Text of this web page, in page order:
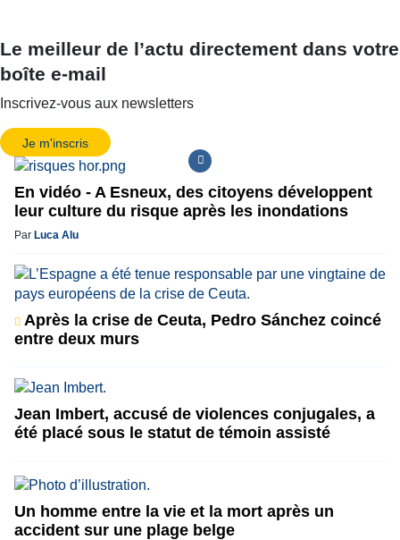
Le meilleur de l’actu directement dans votre
boîte e-mail
Inscrivez-vous aux newsletters
Je m'inscris
En vidéo - A Esneux, des citoyens développent
leur culture du risque après les inondations
Par Luca Alu
Après la crise de Ceuta, Pedro Sánchez coincé
entre deux murs
Jean Imbert, accusé de violences conjugales, a
été placé sous le statut de témoin assisté
Un homme entre la vie et la mort après un
accident sur une plage belge